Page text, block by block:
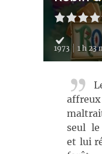
1973 1 h 23
seul
et lui